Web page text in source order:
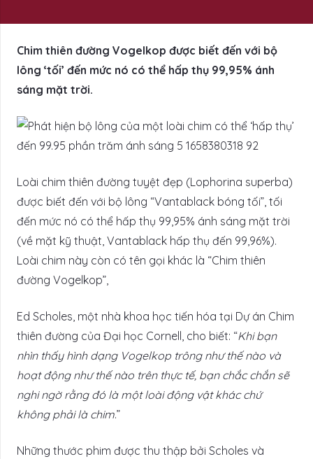
Chim thiên đường Vogelkop được biết đến với bộ
lông ‘tối’ đến mức nó có thể hấp thụ 99,95% ánh
sáng mặt trời.
Loài chim thiên đường tuyệt đẹp (Lophorina superba)
được biết đến với bộ lông “Vantablack bóng tối”, tối
đến mức nó có thể hấp thụ 99,95% ánh sáng mặt trời
(về mặt kỹ thuật, Vantablack hấp thụ đến 99,96%).
Loài chim này còn có tên gọi khác là “Chim thiên
đường Vogelkop”,
Ed Scholes, một nhà khoa học tiến hóa tại Dự án Chim
thiên đường của Đại học Cornell, cho biết: “Khi bạn
nhìn thấy hình dạng Vogelkop trông như thế nào và
hoạt động như thế nào trên thực tế, bạn chắc chắn sẽ
nghi ngờ rằng đó là một loài động vật khác chứ
không phải là chim.”
Những thước phim được thu thập bởi Scholes và